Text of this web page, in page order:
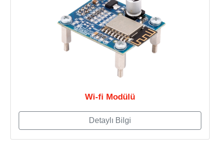
Wi-fi Modülü
Detaylı Bilgi